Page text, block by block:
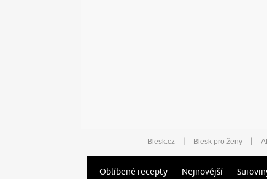
Blesk.cz | Blesk pro ženy |
Oblíbené recepty Nejnovější